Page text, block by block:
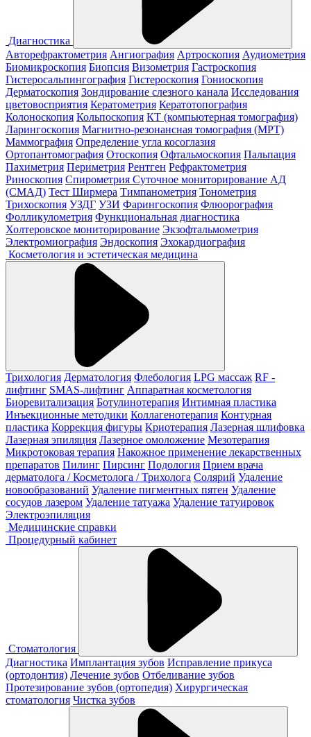
Диагностика
Авторефрактометрия Ангиография Артроскопия Аудиометрия
Биомикроскопия Биопсия Визометрия Гастроскопия
Гистеросальпингография Гистероскопия Гониоскопия
Дерматоскопия Зондирование слезного канала Исследования
цветовосприятия Кератометрия Кератотопография
Колоноскопия Кольпоскопия КТ (компьютерная томография)
Ларингоскопия Магнитно-резонансная томография (МРТ)
Маммография Определение угла косоглазия
Ортопантомография Отоскопия Офтальмоскопия Пальпация
Пахиметрия Периметрия Рентген Рефрактометрия
Риноскопия Спирометрия Суточное мониторирование АД
(СМАД) Тест Ширмера Тимпанометрия Тонометрия
Трихоскопия УЗДГ УЗИ Фарингоскопия Флюорография
Фолликулометрия Функциональная диагностика
Холтеровское мониторирование Экзофтальмометрия
Электромиография Эндоскопия Эхокардиография
Косметология и эстетическая медицина
Трихология Дерматология Флебология LPG массаж RF -
лифтинг SMAS-лифтинг Аппаратная косметология
Биоревитализация Ботулинотерапия Интимная пластика
Инъекционные методики Коллагенотерапия Контурная
пластика Коррекция фигуры Криотерапия Лазерная шлифовка
Лазерная эпиляция Лазерное омоложение Мезотерапия
Микротоковая терапия Накожное применение лекарственных
препаратов Пилинг Пирсинг Подология Прием врача
дерматолога / Косметолога / Трихолога Солярий Удаление
новообразований Удаление пигментных пятен Удаление
сосудов лазером Удаление татуажа Удаление татуировок
Электроэпиляция
Медицинские справки
Процедурный кабинет
Стоматология
Диагностика Имплантация зубов Исправление прикуса
(ортодонтия) Лечение зубов Отбеливание зубов
Протезирование зубов (ортопедия) Хирургическая
стоматология Чистка зубов